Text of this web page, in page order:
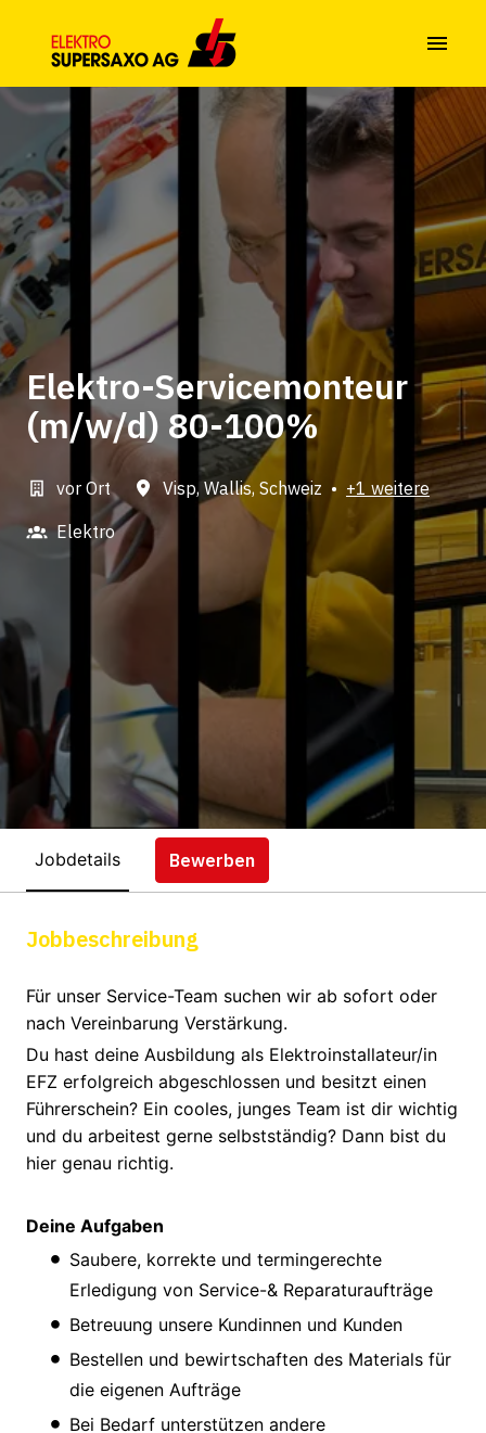
springenStartseite
Elektro-Servicemonteur
(m/w/d) 80-100%
vor Ort Visp, Wallis, Schweiz • +1 weitere
Elektro
Jobdetails Bewerben
Jobbeschreibung
Für unser Service-Team suchen wir ab sofort oder
nach Vereinbarung Verstärkung.
Du hast deine Ausbildung als Elektroinstallateur/in
EFZ erfolgreich abgeschlossen und besitzt einen
Führerschein? Ein cooles, junges Team ist dir wichtig
und du arbeitest gerne selbstständig? Dann bist du
hier genau richtig.
Deine Aufgaben
Saubere, korrekte und termingerechte
Erledigung von Service-& Reparaturaufträge
Betreuung unsere Kundinnen und Kunden
Bestellen und bewirtschaften des Materials für
die eigenen Aufträge
Bei Bedarf unterstützen andere